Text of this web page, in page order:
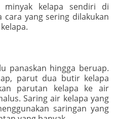
kelapa sendiri di
yang sering dilakukan
panaskan hingga beruap.
parut dua butir kelapa
parutan kelapa ke air
Saring air kelapa yang
saringan yang